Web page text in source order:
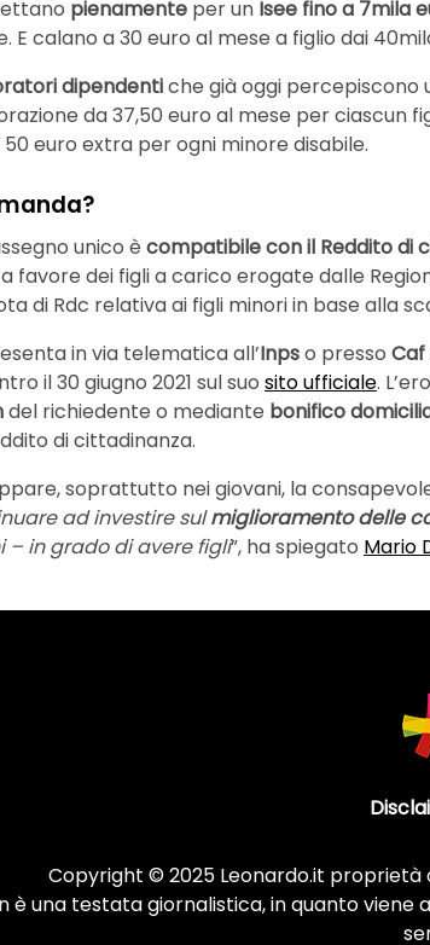
pienamente per un Isee fino a 7mila
E calano a 30 euro al mese a figlio dai
dipendentiche già oggi percepiscono
da 37,50 euro al mese per ciascun
50 euro extra per ogni minore disabile.
unico è compatibile con il Reddito di
favore dei figli a carico erogate dalle
di Rdc relativa ai figli minori in base alla
in via telematica all’Inpso presso Caf
il 30 giugno 2021 sul suo sito ufficiale.
del richiedente o mediante bonifico
di cittadinanza.
soprattutto nei giovani, la
ad investire sulmiglioramento delle
– in grado di avere figli”, ha spiegato Mario
Copyright © 2025 Leonardo.it proprietà
è una testata giornalistica, in quanto